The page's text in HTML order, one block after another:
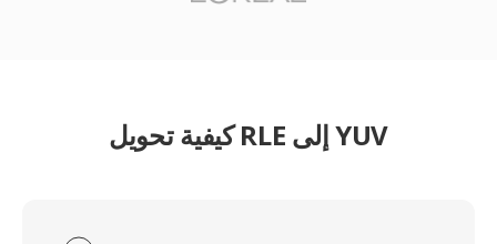
كيفية تحويل RLE إلى YUV